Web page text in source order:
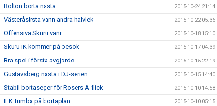
Bolton borta nästa 2015-10-24 21:14
VästeråsIrsta vann andra halvlek 2015-10-22 05:36
Offensiva Skuru vann 2015-10-18 15:10
Skuru IK kommer på besök 2015-10-17 04:39
Bra spel i första avgjorde 2015-10-15 22:19
Gustavsberg nästa i DJ-serien 2015-10-15 14:40
Stabil bortaseger för Rosers A-flick 2015-10-10 14:58
IFK Tumba på bortaplan 2015-10-10 05:15